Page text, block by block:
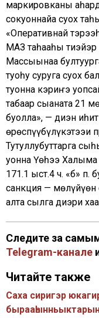
маркировканы
сокуоннайа суох
«Оперативнай
МАЗ таһаҕаһы
Массыынаҕа
туоһу суруга суох
туонна кэриҥэ
табаар сыаната 21
буолла», — диэн
өрөспүүбүлүкэтээҕи
Тутуллубуттарга
уонна Үөһээ Халыма
171.1 ыст.4 ч. «б» п.
санкция — мөлүйүөн
алта сылга диэри
Следите за
Telegram-канале
Читайте также
Саха сиригэр